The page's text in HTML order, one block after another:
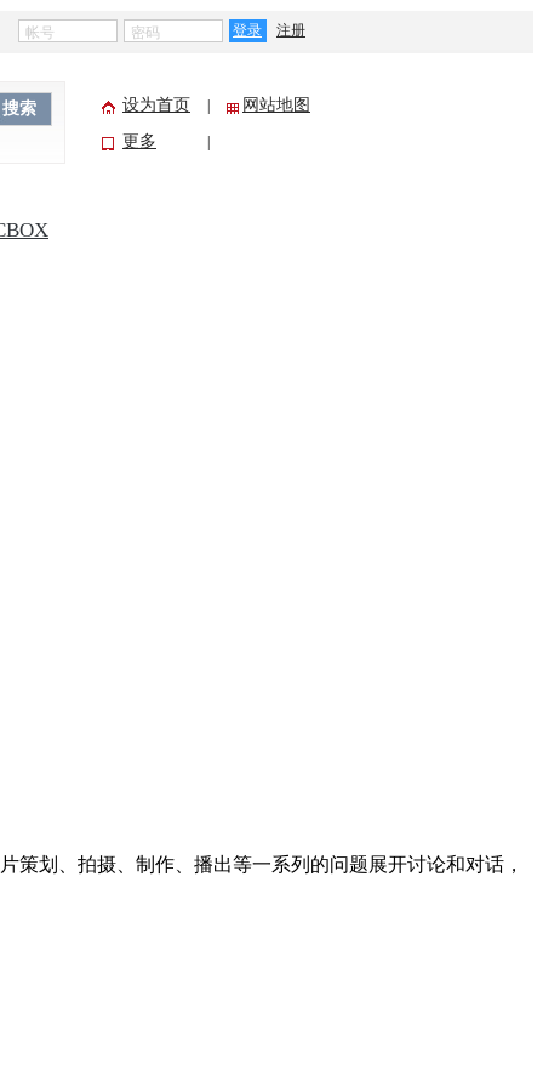
登录 注册
搜索 设为首页
网站地图
更多
划、拍摄、制作、播出等一系列的问题展开讨论和对话，